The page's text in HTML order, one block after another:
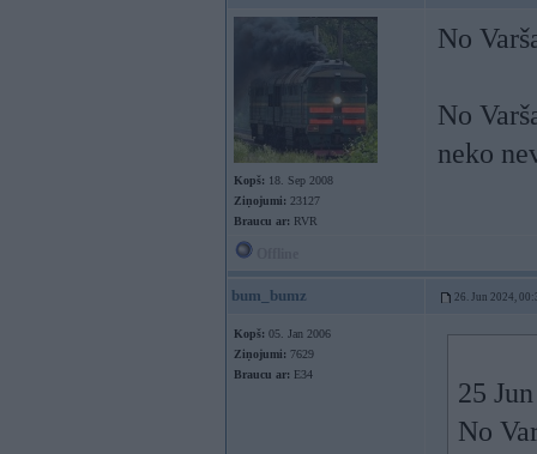
Kopš: 18. Sep 2008
Ziņojumi: 23127
Braucu ar: RVR
No
No
neko
bum_bumz 26. Jun 2024,
Kopš: 05. Jan 2006
Ziņojumi: 7629
Braucu ar: E34
25
No